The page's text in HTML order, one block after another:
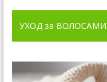
УХОД за ВОЛОСАМИ